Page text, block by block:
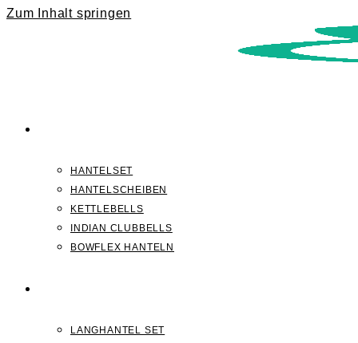
Zum Inhalt springen
HANTELSET
HANTELSCHEIBEN
KETTLEBELLS
INDIAN CLUBBELLS
BOWFLEX HANTELN
LANGHANTEL SET